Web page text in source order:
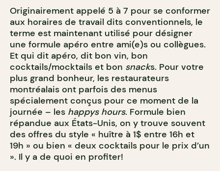
Originairement appelé 5 à 7 pour se conformer
aux horaires de travail dits conventionnels, le
terme est maintenant utilisé pour désigner
une formule apéro entre ami(e)s ou collègues.
Et qui dit apéro, dit bon vin, bon
cocktails/mocktails et bon snacks. Pour votre
plus grand bonheur, les restaurateurs
montréalais ont parfois des menus
spécialement conçus pour ce moment de la
journée – les happys hours. Formule bien
répandue aux États-Unis, on y trouve souvent
des offres du style « huître à 1$ entre 16h et
19h » ou bien « deux cocktails pour le prix d’un
». Il y a de quoi en profiter!